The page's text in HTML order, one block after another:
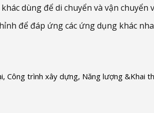
dùng để di chuyển và vận chuyển
để đáp ứng các ứng dụng khác
Công trình xây dựng, Năng lượng &Khai